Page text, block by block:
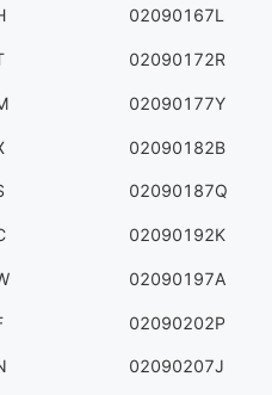
02090167L
02090172R
02090177Y
02090182B
02090187Q
02090192K
02090197A
02090202P
02090207J